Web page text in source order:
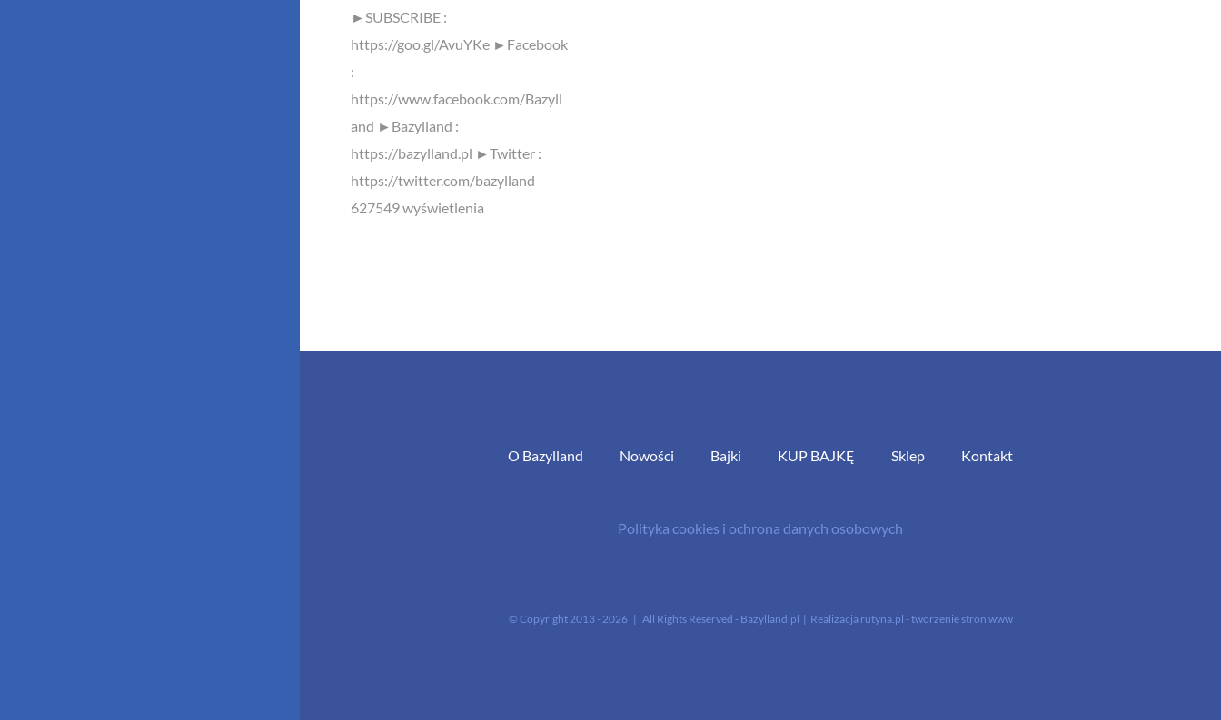
►SUBSCRIBE :
https://goo.gl/AvuYKe ►Facebook
:
https://www.facebook.com/Bazyll
and ►Bazylland :
https://bazylland.pl ►Twitter :
https://twitter.com/bazylland
627549 wyświetlenia
O Bazylland Nowości Bajki KUP BAJKĘ Sklep Kontakt
Polityka cookies i ochrona danych osobowych
© Copyright 2013 - 2026 | All Rights Reserved - Bazylland.pl | Realizacja rutyna.pl - tworzenie stron www